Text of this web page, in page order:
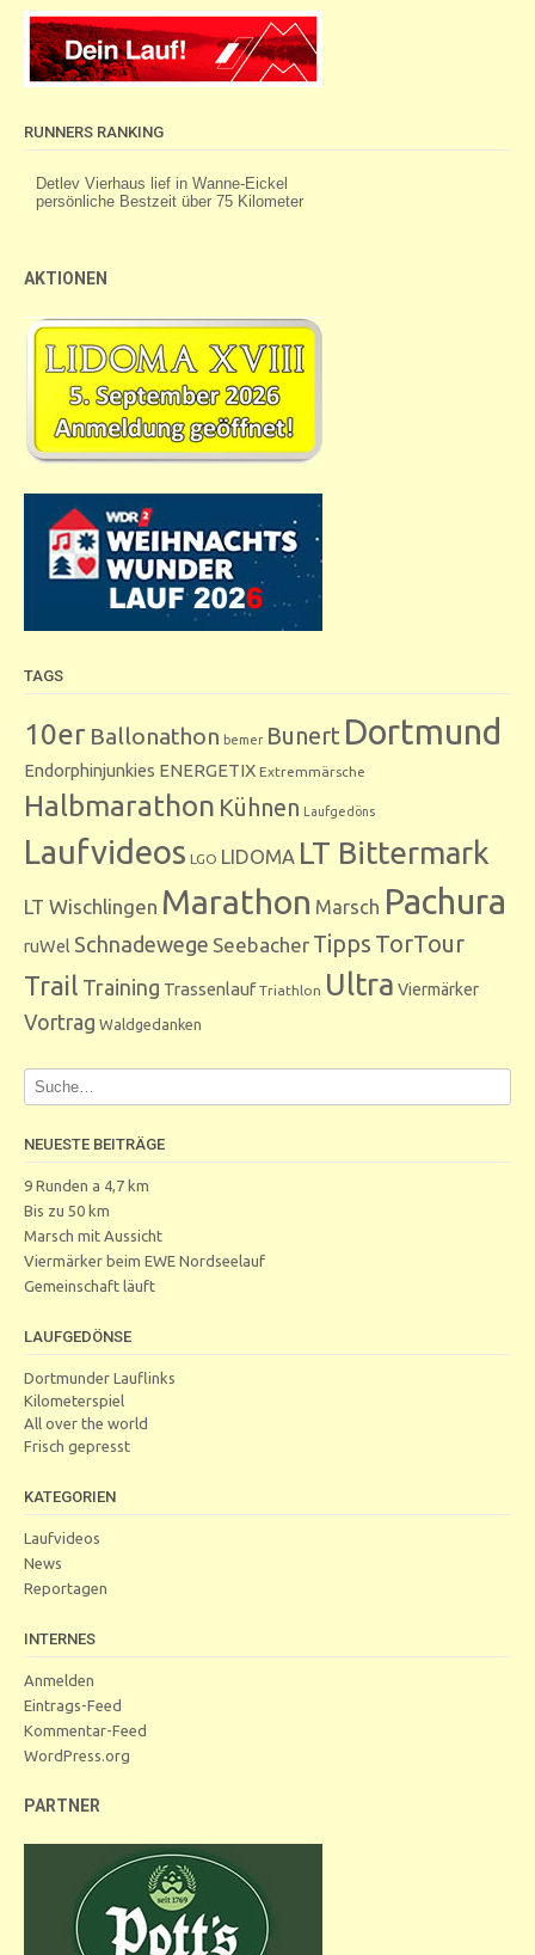
RUNNERS RANKING
AKTIONEN
TAGS
10er Ballonathon bemer Bunert Dortmund
Endorphinjunkies ENERGETIX Extremmärsche
Halbmarathon Kühnen Laufgedöns
Laufvideos LGO LIDOMA LT Bittermark
LT Wischlingen Marathon Marsch Pachura
ruWel Schnadewege Seebacher Tipps TorTour
Trail Training Trassenlauf Triathlon Ultra Viermärker
Vortrag Waldgedanken
NEUESTE BEITRÄGE
9 Runden a 4,7 km
Bis zu 50 km
Marsch mit Aussicht
Viermärker beim EWE Nordseelauf
Gemeinschaft läuft
LAUFGEDÖNSE
Dortmunder Lauflinks
Kilometerspiel
All over the world
Frisch gepresst
KATEGORIEN
Laufvideos
News
Reportagen
INTERNES
Anmelden
Eintrags-Feed
Kommentar-Feed
WordPress.org
PARTNER